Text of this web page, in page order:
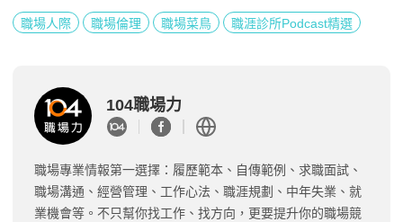
職場人際 職場倫理 職場菜鳥 職涯診所Podcast精選
104職場力
職場專業情報第一選擇：履歷範本、自傳範例、求職面試、
職場溝通、經營管理、工作心法、職涯規劃、中年失業、就
業機會等。不只幫你找工作、找方向，更要提升你的職場競